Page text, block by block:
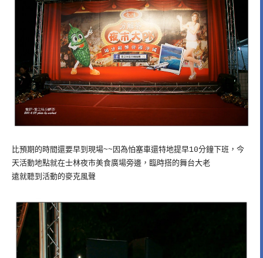
比預期的時間還要早到現場~~因為怕塞車還特地提早10分鐘下班，今
天活動地點就在士林夜市美食廣場旁邊，臨時搭的舞台大老
遠就聽到活動的麥克風聲